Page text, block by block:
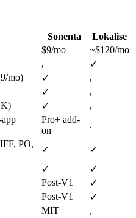
Sonenta
Lokalise
$9/mo
~$120/mo
,
✓
mo)
✓
,
✓
,
✓
,
Pro+ add-
on
,
PO,
✓
✓
✓
✓
Post-V1
✓
Post-V1
✓
MIT
,